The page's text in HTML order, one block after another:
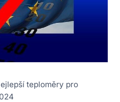
teploměry pro